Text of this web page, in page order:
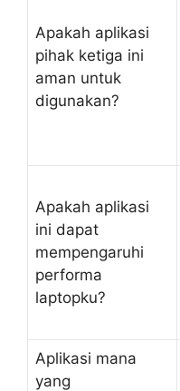
Apakah aplikasi
pihak ketiga ini
aman untuk
digunakan?
Apakah aplikasi
ini dapat
mempengaruhi
performa
laptopku?
Aplikasi mana
yang